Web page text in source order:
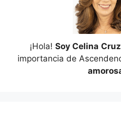
¡Hola! Soy Celina Cruz
importancia de